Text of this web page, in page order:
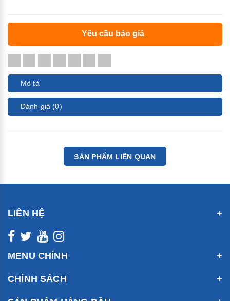
Yêu cầu báo giá
Mô tả
Đánh giá (0)
SẢN PHẨM LIÊN QUAN
LIÊN HỆ
MENU CHÍNH
CHÍNH SÁCH